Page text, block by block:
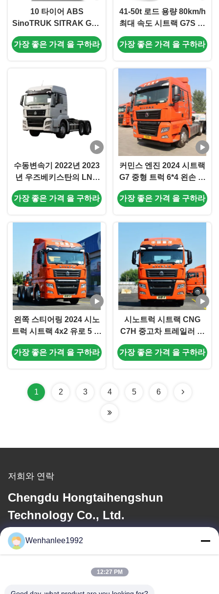
10 타이어 ABS
SinoTRUK SITRAK G7S
무거운 트럭 고급 버전
540HP 6x4 CNG 트랙터
가장 좋은 가격 을 구하라
41-50t 로드 용량 80km/h
최대 속도 시트랙 G7S 기
계 공학 차량용 트랙터
가장 좋은 가격 을 구하라
수동변속기 2022년 2023
년 우즈베키스탄의 LNG
CNG 트랙터 트럭 시트랙
시노트럭 총차량 20001-
가장 좋은 가격 을 구하라
커민스 엔진 2024 시트랙
G7 중형 트럭 6*4 왼손 운
전 6x4 유로 V 430HP
0km 사용 트랙터 트럭 성
가장 좋은 가격 을 구하라
왼쪽 스티어링 2024 시노
트럭 시트랙 4x2 유로 5 디
젤 460hp 자동 변속기
0km 중고용 트랙터 트럭
가장 좋은 가격 을 구하라
시노트럭 시트랙 CNG
C7H 중고차 트레일러 헤
드 트럭 6x4 380hp 120 M
3 커튼 트럭
가장 좋은 가격 을 구하라
1 2 3 4 5 6
저희와 연락
Chengdu Hongtaihengshun
Technology Co., Ltd.
전자 메일Wenhanlee1992
12:27 PM